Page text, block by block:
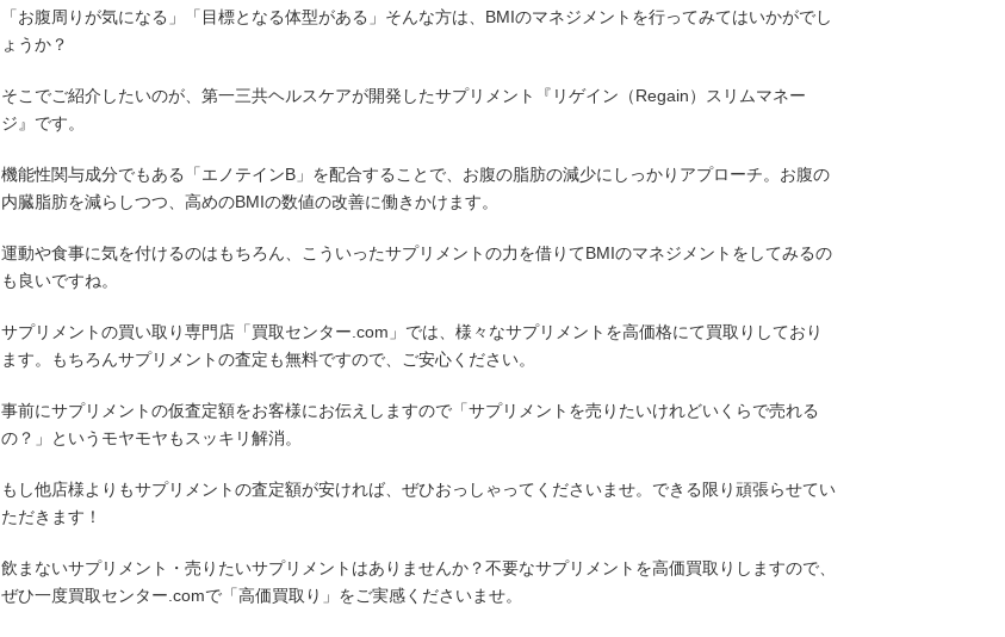
「お腹周りが気になる」「目標となる体型がある」そんな方は、BMIのマネジメントを行ってみてはいかがでし
ょうか？
そこでご紹介したいのが、第一三共ヘルスケアが開発したサプリメント『リゲイン（Regain）スリムマネー
ジ』です。
機能性関与成分でもある「エノテインB」を配合することで、お腹の脂肪の減少にしっかりアプローチ。お腹の
内臓脂肪を減らしつつ、高めのBMIの数値の改善に働きかけます。
運動や食事に気を付けるのはもちろん、こういったサプリメントの力を借りてBMIのマネジメントをしてみるの
も良いですね。
サプリメントの買い取り専門店「買取センター.com」では、様々なサプリメントを高価格にて買取りしており
ます。もちろんサプリメントの査定も無料ですので、ご安心ください。
事前にサプリメントの仮査定額をお客様にお伝えしますので「サプリメントを売りたいけれどいくらで売れる
の？」というモヤモヤもスッキリ解消。
もし他店様よりもサプリメントの査定額が安ければ、ぜひおっしゃってくださいませ。できる限り頑張らせてい
ただきます！
飲まないサプリメント・売りたいサプリメントはありませんか？不要なサプリメントを高価買取りしますので、
ぜひ一度買取センター.comで「高価買取り」をご実感くださいませ。